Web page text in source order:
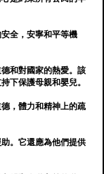
全，安寧和平等機
和對國家的熱愛。該
下保護母親和嬰兒。
，體力和精神上的疏
。它還應為他們提供